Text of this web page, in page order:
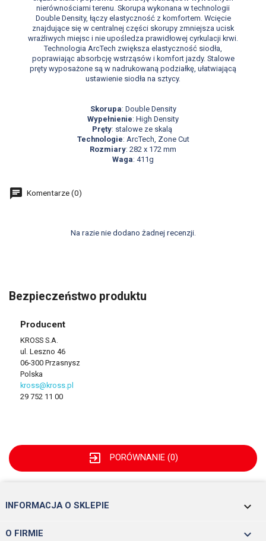
nierównościami terenu. Skorupa wykonana w technologii
Double Density, łączy elastyczność z komfortem. Wcięcie
znajdujące się w centralnej części skorupy zmniejsza ucisk
wrażliwych miejsc i nie upośledza prawidłowej cyrkulacji krwi.
Technologia ArcTech zwiększa elastyczność siodła,
poprawiając absorbcję wstrząsów i komfort jazdy. Stalowe
pręty wyposażone są w nadrukowaną podziałkę, ułatwiającą
ustawienie siodła na sztycy.
Skorupa: Double Density
Wypełnienie: High Density
Pręty: stalowe ze skalą
Technologie: ArcTech, Zone Cut
Rozmiary: 282 x 172 mm
Waga: 411g
Komentarze (0)
Na razie nie dodano żadnej recenzji.
Bezpieczeństwo produktu
Producent
KROSS S.A.
ul. Leszno 46
06-300 Przasnysz
Polska
kross@kross.pl
29 752 11 00
exit_to_app PORÓWNANIE (0)
INFORMACJA O SKLEPIE keyboard_arrow_down
O FIRMIE 